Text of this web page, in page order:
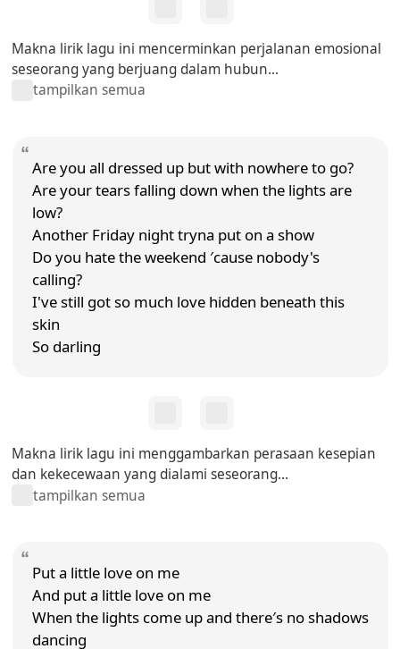
Makna lirik lagu ini mencerminkan perjalanan emosional
seseorang yang berjuang dalam hubun...
tampilkan semua
Are you all dressed up but with nowhere to go?
Are your tears falling down when the lights are
low?
Another Friday night tryna put on a show
Do you hate the weekend ′cause nobody's
calling?
I've still got so much love hidden beneath this
skin
So darling
Makna lirik lagu ini menggambarkan perasaan kesepian
dan kekecewaan yang dialami seseorang...
tampilkan semua
Put a little love on me
And put a little love on me
When the lights come up and there′s no shadows
dancing